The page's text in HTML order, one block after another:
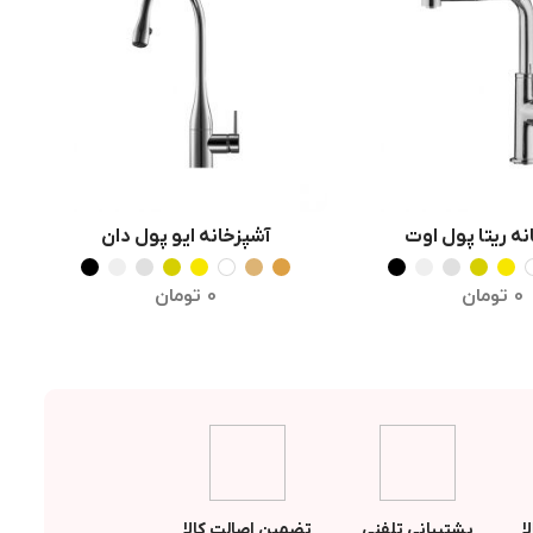
گزینه ها
ریتا پول اوت
0 تومان
انتخاب گزینه ها
آشپزخانه ایو پول دان
0 تومان